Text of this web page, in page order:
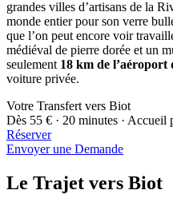
grandes villes d’artisans de la
monde entier pour son verre
que l’on peut encore voir
médiéval de pierre dorée et un
seulement 18 km de l’aéroport
voiture privée.
Votre Transfert vers Biot
Dès 55 € · 20 minutes · Accueil
Réserver
Envoyer une Demande
Le Trajet vers Biot